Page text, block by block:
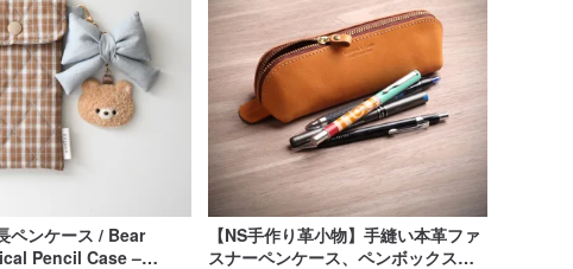
ペンケース / Bear
Pencil Case –
【NS手作り革小物】手縫い本革ファ
スナーペンケース、ペンボックス、